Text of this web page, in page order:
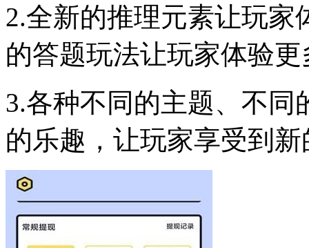
2.全新的推理元素让玩
的答题玩法让玩家体验
3.各种不同的主题、不
的乐趣，让玩家享受到